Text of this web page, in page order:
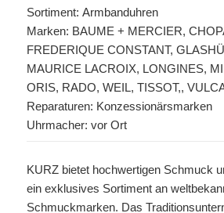
Sortiment: Armbanduhren
Marken: BAUME + MERCIER,
FREDERIQUE CONSTANT,
MAURICE LACROIX, LONGINES,
ORIS, RADO, WEIL, TISSOT,,
Reparaturen: Konzessionärsmarken
Uhrmacher: vor Ort
KURZ bietet hochwertigen Schmuck
ein exklusives Sortiment an
Schmuckmarken. Das